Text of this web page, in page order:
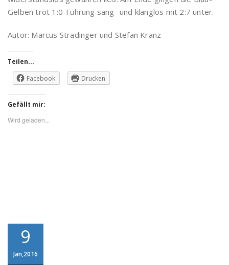
Gelben trot 1:0-Führung sang- und klanglos mit 2:7 unter.
Autor: Marcus Stradinger und Stefan Kranz
Teilen...
Facebook
Drucken
Gefällt mir:
Wird geladen...
9
Jan,2016